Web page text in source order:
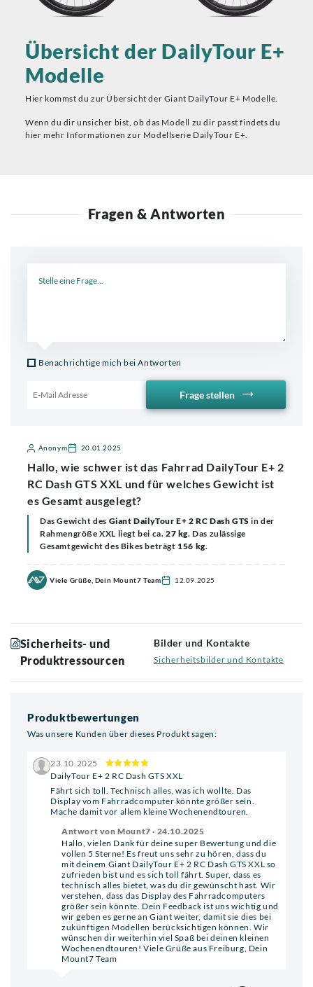
Übersicht der DailyTour E+
Modelle
Hier kommst du zur Übersicht der Giant DailyTour E+ Modelle.
Wenn du dir unsicher bist, ob das Modell zu dir passt findets du
hier mehr Informationen zur Modellserie DailyTour E+.
Fragen & Antworten
Benachrichtige mich bei Antworten
Frage stellen
Anonym 20.01.2025
Hallo, wie schwer ist das Fahrrad DailyTour E+ 2
RC Dash GTS XXL und für welches Gewicht ist
es Gesamt ausgelegt?
Das Gewicht des Giant DailyTour E+ 2 RC Dash GTS in der
Rahmengröße XXL liegt bei ca.27 kg. Das zulässige
Gesamtgewicht des Bikes beträgt 156 kg.
Viele Grüße, Dein Mount7 Team 12.09.2025
Sicherheits- und
Produktressourcen
Bilder und Kontakte
Sicherheitsbilder und Kontakte
Produktbewertungen
Was unsere Kunden über dieses Produkt sagen:
23.10.2025
DailyTour E+ 2 RC Dash GTS XXL
Fährt sich toll. Technisch alles, was ich wollte. Das
Display vom Fahrradcomputer könnte größer sein.
Mache damit vor allem kleine Wochenendtouren.
Antwort von Mount7 · 24.10.2025
Hallo, vielen Dank für deine super Bewertung und die
vollen 5 Sterne! Es freut uns sehr zu hören, dass du
mit deinem Giant DailyTour E+ 2 RC Dash GTS XXL so
zufrieden bist und es sich toll fährt. Super, dass es
technisch alles bietet, was du dir gewünscht hast. Wir
verstehen, dass das Display des Fahrradcomputers
größer sein könnte. Dein Feedback ist uns wichtig und
wir geben es gerne an Giant weiter, damit sie dies bei
zukünftigen Modellen berücksichtigen können. Wir
wünschen dir weiterhin viel Spaß bei deinen kleinen
Wochenendtouren! Viele Grüße aus Freiburg, Dein
Mount7 Team